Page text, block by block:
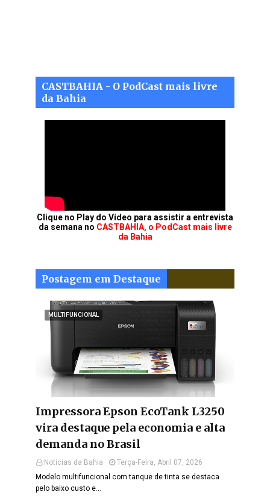
CASTBAHIA - O PodCast mais livre
da Bahia
Clique no Play do Vídeo para assistir a entrevista
da semana no CASTBAHIA, o PodCast mais livre
da Bahia
Postagem em Destaque
MULTIFUNCIONAL
Impressora Epson EcoTank L3250
vira destaque pela economia e alta
demanda no Brasil
Noticias da Bahia
Terça-Feira, Abril 07, 2026
Modelo multifuncional com tanque de tinta se destaca
pelo baixo custo e…